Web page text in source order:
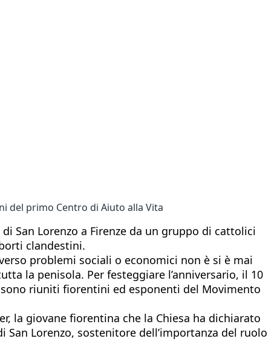
del primo Centro di Aiuto alla Vita
San Lorenzo a Firenze da un gruppo di cattolici
clandestini.
problemi sociali o economici non è si è mai
la penisola. Per festeggiare l’anniversario, il 10
sono riuniti fiorentini ed esponenti del Movimento
la giovane fiorentina che la Chiesa ha dichiarato
Lorenzo, sostenitore dell’importanza del ruolo